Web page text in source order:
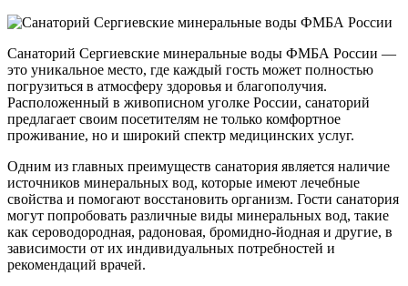
Санаторий Сергиевские минеральные воды ФМБА России —
это уникальное место, где каждый гость может полностью
погрузиться в атмосферу здоровья и благополучия.
Расположенный в живописном уголке России, санаторий
предлагает своим посетителям не только комфортное
проживание, но и широкий спектр медицинских услуг.
Одним из главных преимуществ санатория является наличие
источников минеральных вод, которые имеют лечебные
свойства и помогают восстановить организм. Гости санатория
могут попробовать различные виды минеральных вод, такие
как сероводородная, радоновая, бромидно-йодная и другие, в
зависимости от их индивидуальных потребностей и
рекомендаций врачей.